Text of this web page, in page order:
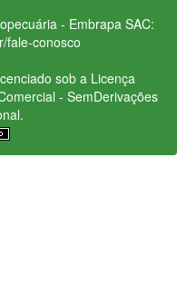
- Embrapa SAC:
fale-conosco
sob a Licença
- SemDerivações